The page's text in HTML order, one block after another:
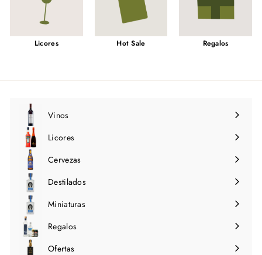
Licores Hot Sale Regalos
Vinos
Expandir
menú
Licores
Expandir
menú
Cervezas
Expandir
menú
Destilados
Expandir
menú
Miniaturas
Regalos
Ofertas